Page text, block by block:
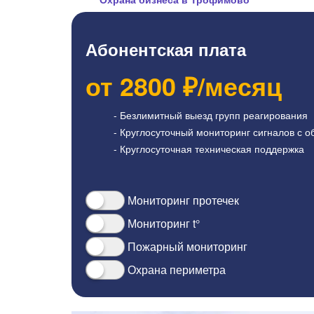
Абонентская плата
от 2800 ₽/месяц
- Безлимитный выезд групп реагирования
- Круглосуточный мониторинг сигналов с
- Круглосуточная техническая поддержка
Мониторинг протечек
Мониторинг t°
Пожарный мониторинг
Охрана периметра